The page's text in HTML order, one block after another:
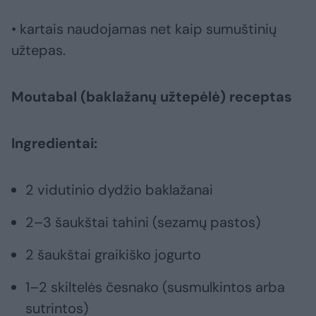
• kartais naudojamas net kaip sumuštinių
užtepas.
Moutabal (baklažanų užtepėlė) receptas
Ingredientai:
2 vidutinio dydžio baklažanai
2–3 šaukštai tahini (sezamų pastos)
2 šaukštai graikiško jogurto
1–2 skiltelės česnako (susmulkintos arba
sutrintos)